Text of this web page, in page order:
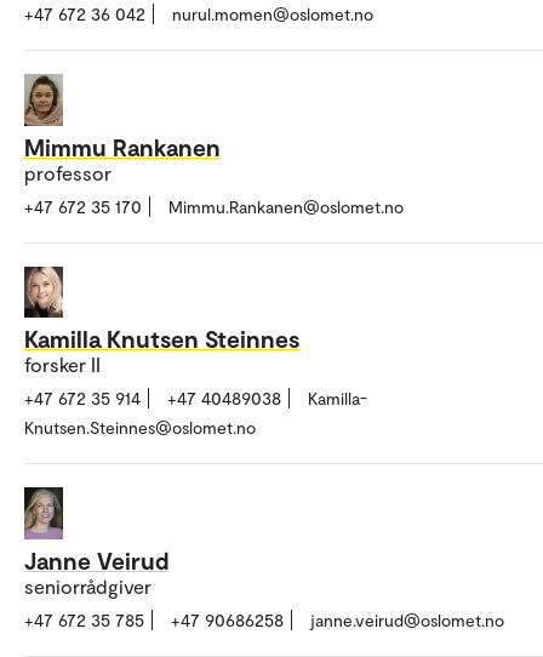
+47 672 36 042 nurul.momen@oslomet.no
Mimmu Rankanen
professor
+47 672 35 170 Mimmu.Rankanen@oslomet.no
Kamilla Knutsen Steinnes
forsker II
+47 672 35 914 +47 40489038
Kamilla-
Knutsen.Steinnes@oslomet.no
Janne Veirud
seniorrådgiver
+47 672 35 785 +47 90686258 janne.veirud@oslomet.no